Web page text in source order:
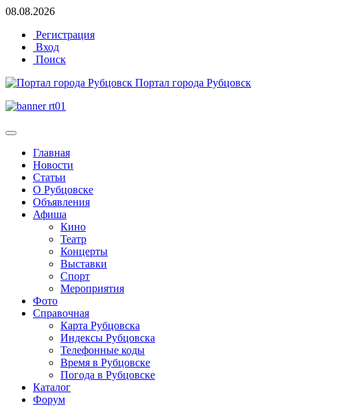
08.08.2026
Регистрация
Вход
Поиск
Портал города Рубцовск
Главная
Новости
Статьи
О Рубцовске
Объявления
Афиша
Кино
Театр
Концерты
Выставки
Спорт
Мероприятия
Фото
Справочная
Карта Рубцовска
Индексы Рубцовска
Телефонные коды
Время в Рубцовске
Погода в Рубцовске
Каталог
Форум